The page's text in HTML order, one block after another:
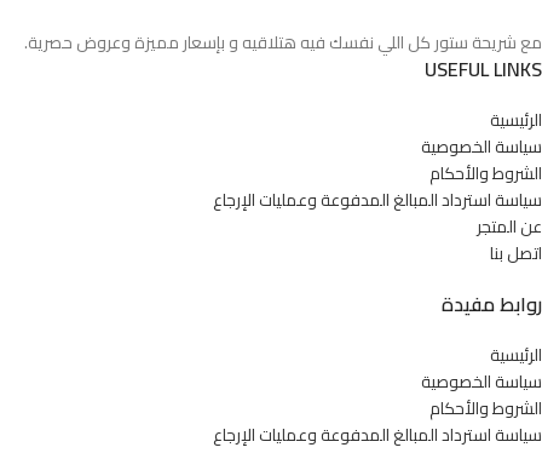
مع شريحة ستور كل اللي نفسك فيه هتلاقيه و بإسعار مميزة وعروض حصرية.
USEFUL LINKS
الرئيسية
سياسة الخصوصية
الشروط والأحكام
سياسة استرداد المبالغ المدفوعة وعمليات الإرجاع
عن المتجر
اتصل بنا
روابط مفيدة
الرئيسية
سياسة الخصوصية
الشروط والأحكام
سياسة استرداد المبالغ المدفوعة وعمليات الإرجاع